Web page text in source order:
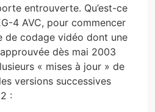
entrouverte. Qu’est-ce
4 AVC, pour commencer
de codage vidéo dont une
dès mai 2003
« mises à jour » de
versions successives
: